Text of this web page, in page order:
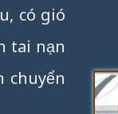
có gió
tai nạn
chuyển